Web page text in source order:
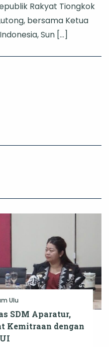
Perkuat
Investasi
Triliun
Masa
Rakyat Tiongkok
bersama Ketua
Sun […]
Ulu
SDM Aparatur,
Kemitraan dengan